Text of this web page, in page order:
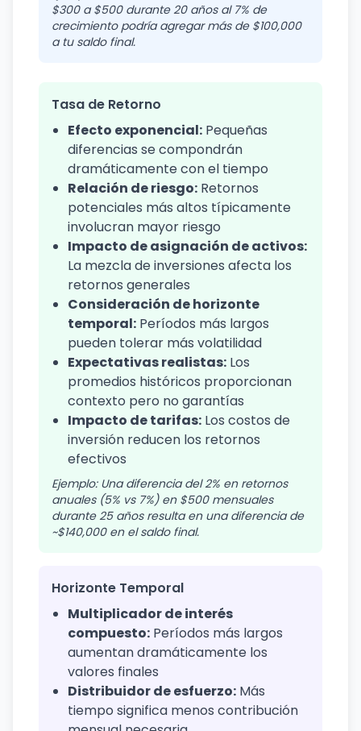
$300 a $500 durante 20 años al 7% de
crecimiento podría agregar más de $100,000
a tu saldo final.
Tasa de Retorno
Efecto exponencial: Pequeñas
diferencias se compondrán
dramáticamente con el tiempo
Relación de riesgo: Retornos
potenciales más altos típicamente
involucran mayor riesgo
Impacto de asignación de activos:
La mezcla de inversiones afecta los
retornos generales
Consideración de horizonte
temporal: Períodos más largos
pueden tolerar más volatilidad
Expectativas realistas: Los
promedios históricos proporcionan
contexto pero no garantías
Impacto de tarifas: Los costos de
inversión reducen los retornos
efectivos
Ejemplo: Una diferencia del 2% en retornos
anuales (5% vs 7%) en $500 mensuales
durante 25 años resulta en una diferencia de
~$140,000 en el saldo final.
Horizonte Temporal
Multiplicador de interés
compuesto: Períodos más largos
aumentan dramáticamente los
valores finales
Distribuidor de esfuerzo: Más
tiempo significa menos contribución